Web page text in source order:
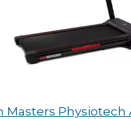
Masters Physiotech